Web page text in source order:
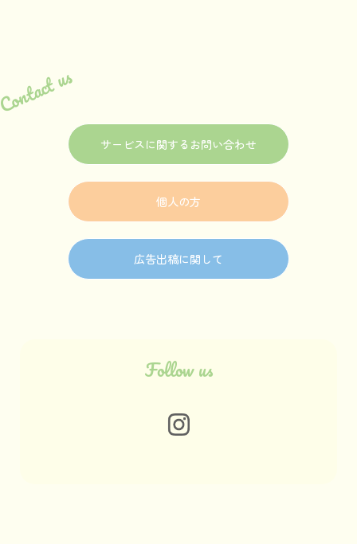
us
サービスに関するお問い合わせ
個人の方
広告出稿に関して
Follow us